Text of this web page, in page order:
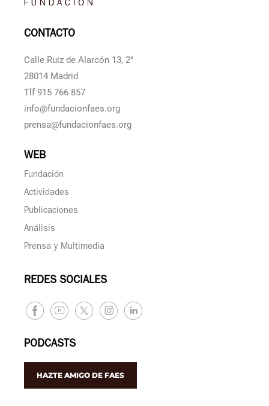
CONTACTO
Calle Ruiz de Alarcón 13, 2°
28014 Madrid
Tlf 915 766 857
info@fundacionfaes.org
prensa@fundacionfaes.org
WEB
Fundación
Actividades
Publicaciones
Análisis
Prensa y Multimedia
REDES SOCIALES
PODCASTS
HAZTE AMIGO DE FAES